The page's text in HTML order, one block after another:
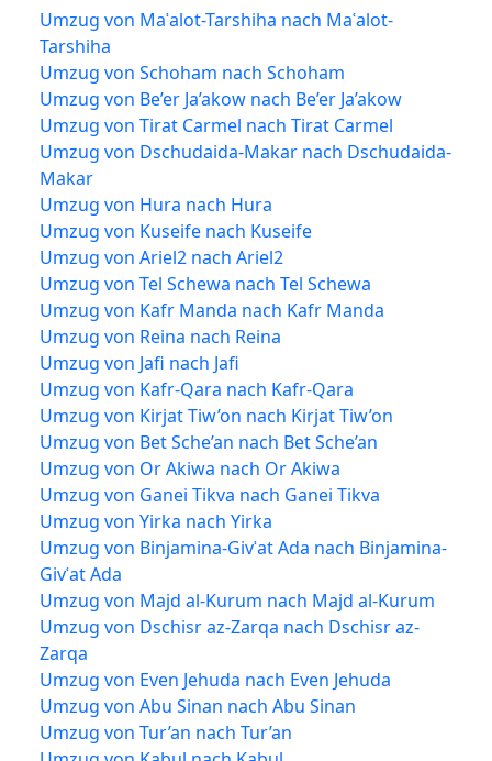
Umzug von Maʿalot-Tarshiha nach Maʿalot-
Tarshiha
Umzug von Schoham nach Schoham
Umzug von Be’er Ja’akow nach Be’er Ja’akow
Umzug von Tirat Carmel nach Tirat Carmel
Umzug von Dschudaida-Makar nach Dschudaida-
Makar
Umzug von Hura nach Hura
Umzug von Kuseife nach Kuseife
Umzug von Ariel2 nach Ariel2
Umzug von Tel Schewa nach Tel Schewa
Umzug von Kafr Manda nach Kafr Manda
Umzug von Reina nach Reina
Umzug von Jafi nach Jafi
Umzug von Kafr-Qara nach Kafr-Qara
Umzug von Kirjat Tiw’on nach Kirjat Tiw’on
Umzug von Bet Sche’an nach Bet Sche’an
Umzug von Or Akiwa nach Or Akiwa
Umzug von Ganei Tikva nach Ganei Tikva
Umzug von Yirka nach Yirka
Umzug von Binjamina-Givʿat Ada nach Binjamina-
Givʿat Ada
Umzug von Majd al-Kurum nach Majd al-Kurum
Umzug von Dschisr az-Zarqa nach Dschisr az-
Zarqa
Umzug von Even Jehuda nach Even Jehuda
Umzug von Abu Sinan nach Abu Sinan
Umzug von Tur’an nach Tur’an